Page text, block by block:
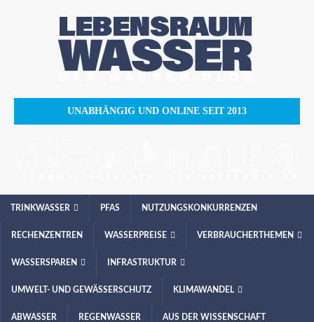
UNABHÄNGIG UND ONLINE SEIT 2013
TRINKWASSER PFAS NUTZUNGSKONKURRENZEN
RECHENZENTREN WASSERPREISE VERBRAUCHERTHEMEN
WASSERSPAREN INFRASTRUKTUR
UMWELT- UND GEWÄSSERSCHUTZ KLIMAWANDEL
ABWASSER REGENWASSER AUS DER WISSENSCHAFT